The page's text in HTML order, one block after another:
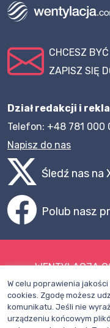
CHCESZ
ZAPISZ SIĘ
Dział redakcji i
Telefon: +48 781 000
Napisz do nas
Śledź nas na
Polub nasz
Mapa witryny
Regulamin
W celu poprawienia
cookies. Zgodę możesz
komunikatu. Jeśli nie
urządzeniu końcowym